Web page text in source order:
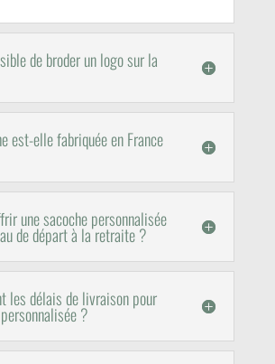
de broder un logo sur la
est-elle fabriquée en France
une sacoche personnalisée
de départ à la retraite ?
les délais de livraison pour
?